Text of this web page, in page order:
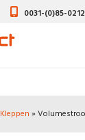
0031-(0)85-
Kleppen »